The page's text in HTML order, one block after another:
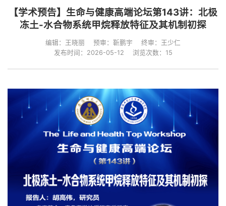
【学术预告】生命与健康高端论坛第143讲：北极
冻土-水合物系统甲烷释放特征及其机制初探
编辑：王晓丽 预审：靳鹏宇
终审：王少仁
发布时间：2026-05-12
浏览次数： 15